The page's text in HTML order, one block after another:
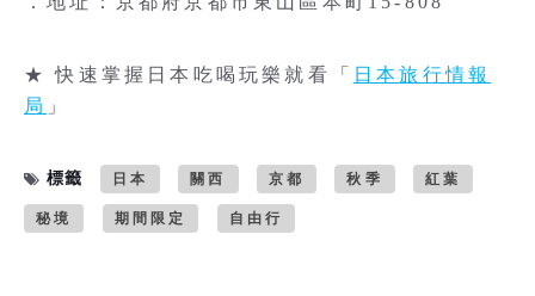
★ 快速掌握日本吃喝玩樂就看「
日本旅行情報
局 」
標籤 日本 關西 京都 秋季 紅葉
秘境 期間限定 自由行